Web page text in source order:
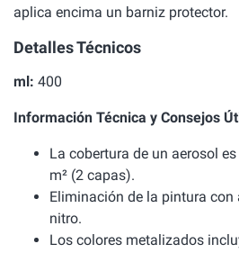
aplica encima un barniz protector.
Detalles Técnicos
ml: 400
Información Técnica y Consejos
La cobertura de un aerosol
m² (2 capas).
Eliminación de la pintura
nitro.
Los colores metalizados